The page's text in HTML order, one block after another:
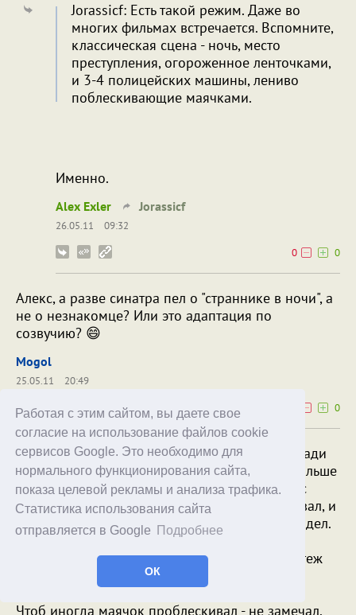
Работая с этим сайтом, вы даете свое
согласие на использование файлов cookie
сервисов Google. Это необходимо для
нормального функционирования сайта,
показа целевой рекламы и анализа трафика.
Статистика использования сайта
отправляется в Google
Подробнее
ОК
Jorassicf: Есть такой режим. Даже во
многих фильмах встречается. Вспомните,
классическая сцена - ночь, место
преступления, огороженное ленточками,
и 3-4 полицейских машины, лениво
поблескивающие маячками.
Именно.
Alex Exler Jorassicf
26.05.11
09:32
0
0
Алекс, а разве синатра пел о "страннике в ночи", а
не о незнакомце? Или это адаптация по
созвучию? 😄
Mogol
25.05.11
20:49
0
В NYC и окрестностях обычно так: заметил сзади
полИс с мигалкой, уступил ему линию и он дальше
едет. Если кто на мигалку не реагирует, полИс
сиреной вякнет. А такого чтоб он летел, завывал, и
все шпалерами выстраивались - ни разу не видел.
Ну разве что президент едет. Но там и
мотоциклисты перекрестки блокирует, и кортеж
Чтоб иногда маячок проблескивал - не замечал.